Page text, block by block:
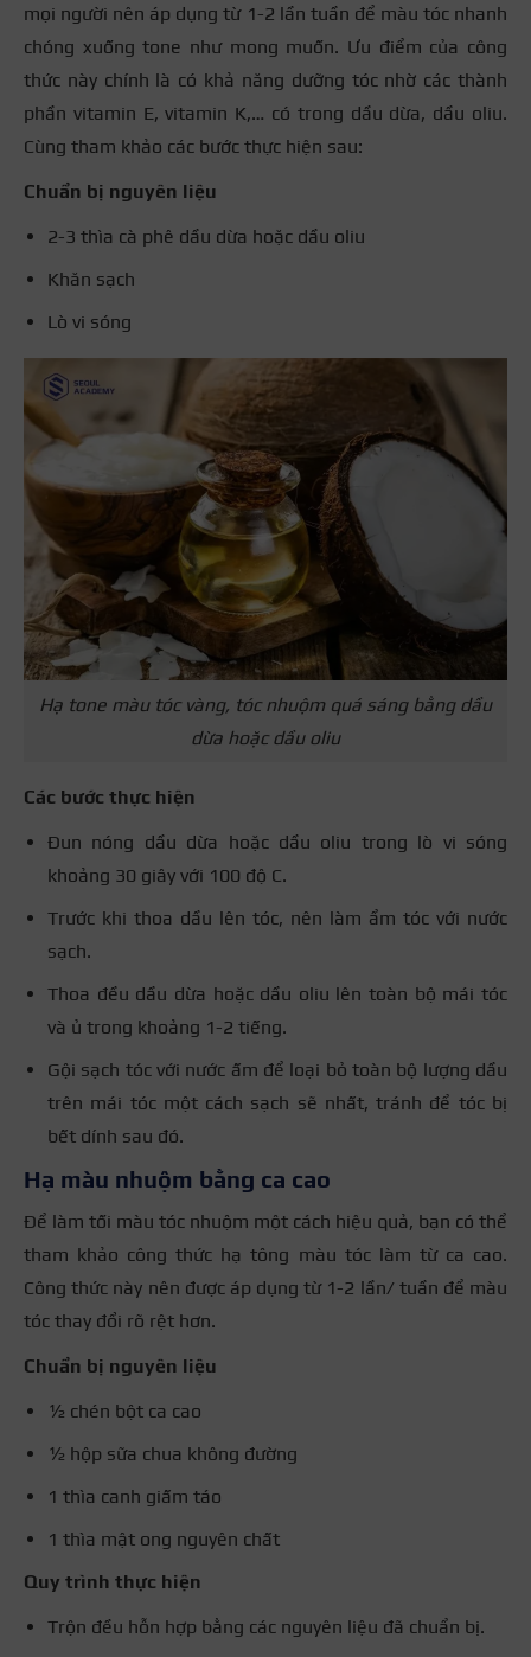
mọi người nên áp dụng từ 1-2 lần tuần để màu tóc nhanh
chóng xuống tone như mong muốn. Ưu điểm của công
thức này chính là có khả năng dưỡng tóc nhờ các thành
phần vitamin E, vitamin K,… có trong dầu dừa, dầu oliu.
Cùng tham khảo các bước thực hiện sau:
Chuẩn bị nguyên liệu
2-3 thìa cà phê dầu dừa hoặc dầu oliu
Khăn sạch
Lò vi sóng
Hạ tone màu tóc vàng, tóc nhuộm quá sáng bằng dầu
dừa hoặc dầu oliu
Các bước thực hiện
Đun nóng dầu dừa hoặc dầu oliu trong lò vi sóng
khoảng 30 giây với 100 độ C.
Trước khi thoa dầu lên tóc, nên làm ẩm tóc với nước
sạch.
Thoa đều dầu dừa hoặc dầu oliu lên toàn bộ mái tóc
và ủ trong khoảng 1-2 tiếng.
Gội sạch tóc với nước ấm để loại bỏ toàn bộ lượng dầu
trên mái tóc một cách sạch sẽ nhất, tránh để tóc bị
bết dính sau đó.
Hạ màu nhuộm bằng ca cao
Để làm tối màu tóc nhuộm một cách hiệu quả, bạn có thể
tham khảo công thức hạ tông màu tóc làm từ ca cao.
Công thức này nên được áp dụng từ 1-2 lần/ tuần để màu
tóc thay đổi rõ rệt hơn.
Chuẩn bị nguyên liệu
½ chén bột ca cao
½ hộp sữa chua không đường
1 thìa canh giấm táo
1 thìa mật ong nguyên chất
Quy trình thực hiện
Trộn đều hỗn hợp bằng các nguyên liệu đã chuẩn bị.